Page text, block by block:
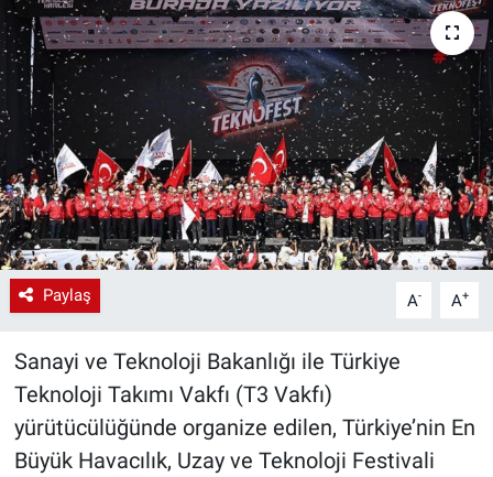
Paylaş A- A+
Sanayi ve Teknoloji Bakanlığı ile Türkiye
Teknoloji Takımı Vakfı (T3 Vakfı)
yürütücülüğünde organize edilen, Türkiye’nin En
Büyük Havacılık, Uzay ve Teknoloji Festivali
Ağır Sanayi Çözümleri